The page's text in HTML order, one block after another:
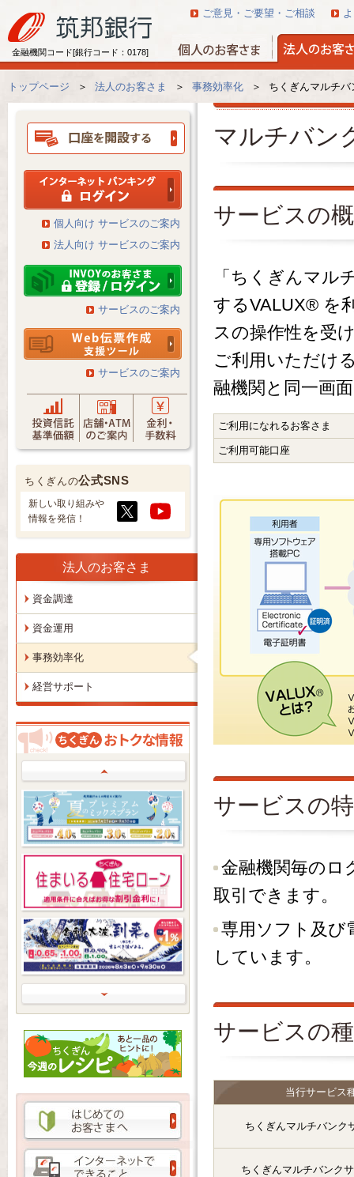
金融機関コード[銀行コード：0178]
ご意見・ご要望・ご相談
トップページ ＞ 法人のお客さま ＞ 事務効率化 ＞ ちくぎんマルチ
個人向け サービスのご案内
法人向け サービスのご案内
サービスのご案内
サービスのご案内
ちくぎんの公式SNS
新しい取り組みや
情報を発信！
法人のお客さま
資金調達
資金運用
事務効率化
経営サポート
マルチバン
サービスの
「ちくぎんマル
するVALUX® を
スの操作性を受
ご利用いただけ
融機関と同一画
ご利用になれるお客さま
ご利用可能口座
サービスの
金融機関毎のロ
取引できます。
専用ソフト及び
しています。
サービスの
当行サービス
ちくぎんマルチバンク
ちくぎんマルチバンク